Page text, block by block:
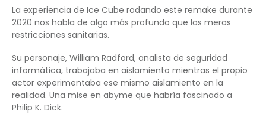
La experiencia de Ice Cube rodando este remake durante
2020 nos habla de algo más profundo que las meras
restricciones sanitarias.
Su personaje, William Radford, analista de seguridad
informática, trabajaba en aislamiento mientras el propio
actor experimentaba ese mismo aislamiento en la
realidad. Una mise en abyme que habría fascinado a
Philip K. Dick.